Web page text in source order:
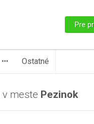
Pre
more_horiz Ostatné
v meste Pezinok